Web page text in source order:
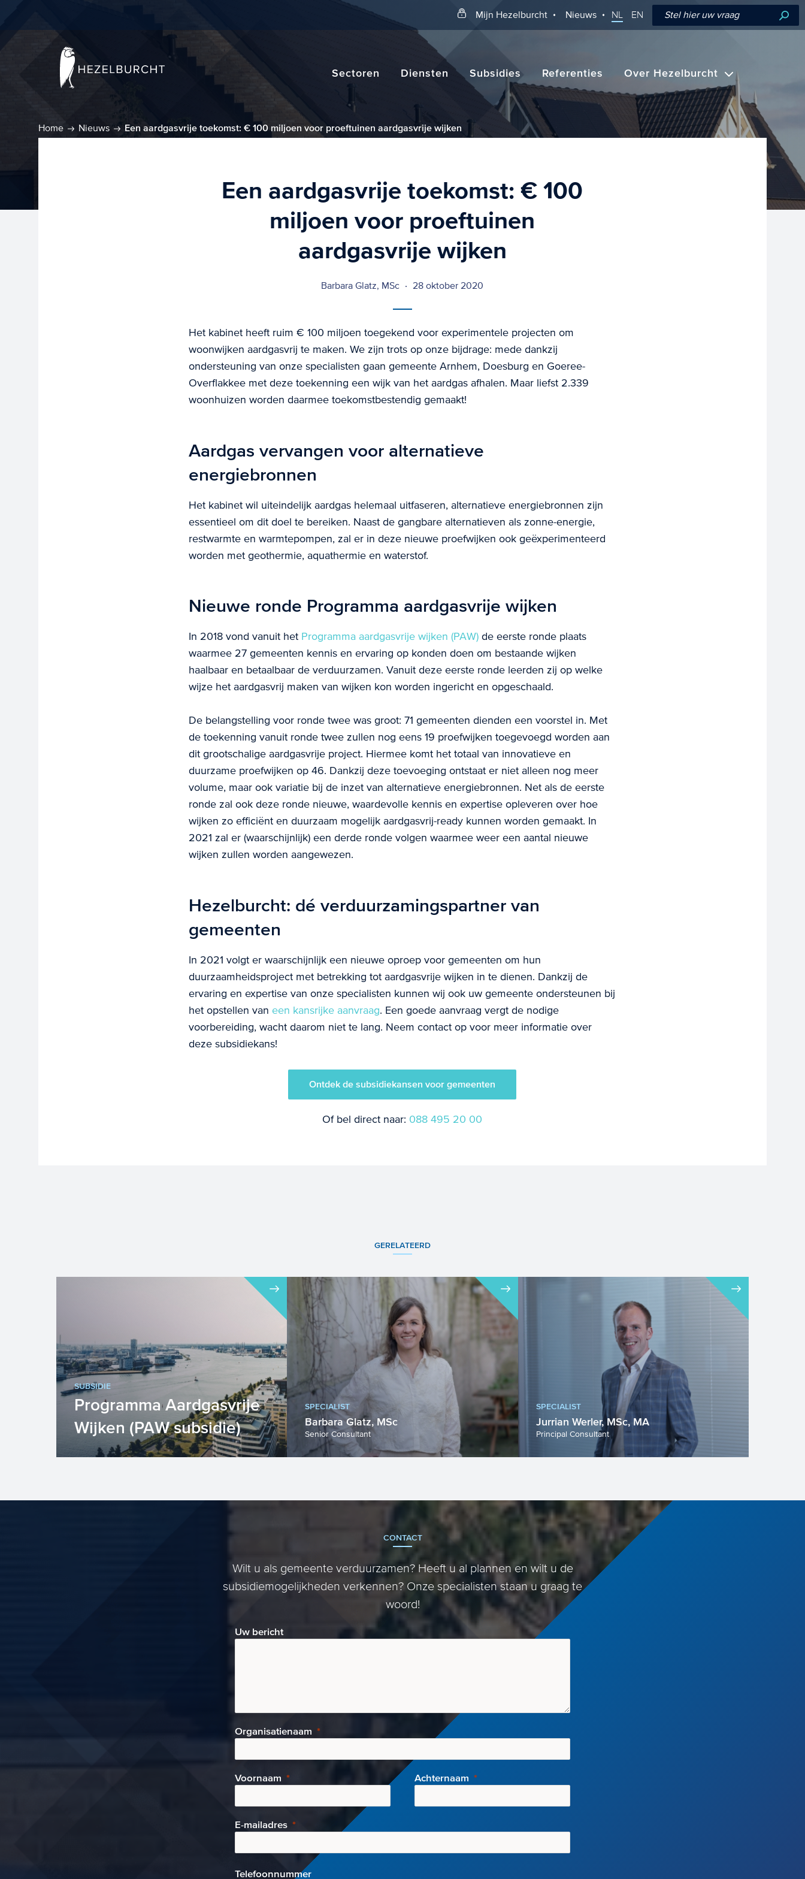
Mijn Hezelburcht Nieuws NL EN
Zoeken
Sectoren Diensten Subsidies Referenties Over Hezelburcht
Home Nieuws Een aardgasvrije toekomst: € 100 miljoen voor proeftuinen aardgasvrije wijken
Een aardgasvrije toekomst: € 100
miljoen voor proeftuinen
aardgasvrije wijken
Barbara Glatz, MSc 28 oktober 2020
Het kabinet heeft ruim € 100 miljoen toegekend voor experimentele projecten om
woonwijken aardgasvrij te maken. We zijn trots op onze bijdrage: mede dankzij
ondersteuning van onze specialisten gaan gemeente Arnhem, Doesburg en Goeree-
Overflakkee met deze toekenning een wijk van het aardgas afhalen. Maar liefst 2.339
woonhuizen worden daarmee toekomstbestendig gemaakt!
Aardgas vervangen voor alternatieve
energiebronnen
Het kabinet wil uiteindelijk aardgas helemaal uitfaseren, alternatieve energiebronnen zijn
essentieel om dit doel te bereiken. Naast de gangbare alternatieven als zonne-energie,
restwarmte en warmtepompen, zal er in deze nieuwe proefwijken ook geëxperimenteerd
worden met geothermie, aquathermie en waterstof.
Nieuwe ronde Programma aardgasvrije wijken
In 2018 vond vanuit het Programma aardgasvrije wijken (PAW)de eerste ronde plaats
waarmee 27 gemeenten kennis en ervaring op konden doen om bestaande wijken
haalbaar en betaalbaar de verduurzamen. Vanuit deze eerste ronde leerden zij op welke
wijze het aardgasvrij maken van wijken kon worden ingericht en opgeschaald.
De belangstelling voor ronde twee was groot: 71 gemeenten dienden een voorstel in. Met
de toekenning vanuit ronde twee zullen nog eens 19 proefwijken toegevoegd worden aan
dit grootschalige aardgasvrije project. Hiermee komt het totaal van innovatieve en
duurzame proefwijken op 46. Dankzij deze toevoeging ontstaat er niet alleen nog meer
volume, maar ook variatie bij de inzet van alternatieve energiebronnen. Net als de eerste
ronde zal ook deze ronde nieuwe, waardevolle kennis en expertise opleveren over hoe
wijken zo efficiënt en duurzaam mogelijk aardgasvrij-ready kunnen worden gemaakt. In
2021 zal er (waarschijnlijk) een derde ronde volgen waarmee weer een aantal nieuwe
wijken zullen worden aangewezen.
Hezelburcht: dé verduurzamingspartner van
gemeenten
In 2021 volgt er waarschijnlijk een nieuwe oproep voor gemeenten om hun
duurzaamheidsproject met betrekking tot aardgasvrije wijken in te dienen. Dankzij de
ervaring en expertise van onze specialisten kunnen wij ook uw gemeente ondersteunen bij
het opstellen van een kansrijke aanvraag. Een goede aanvraag vergt de nodige
voorbereiding, wacht daarom niet te lang. Neem contact op voor meer informatie over
deze subsidiekans!
Ontdek de subsidiekansen voor gemeenten
Of bel direct naar: 088 495 20 00
GERELATEERD
SUBSIDIE
Programma Aardgasvrije
Wijken (PAW subsidie)
Wijken (PAW subsidie) krijgen
SPECIALIST
Barbara Glatz, MSc
Senior Consultant
SPECIALIST
Jurrian Werler, MSc, MA
Principal Consultant
CONTACT
Wilt u als gemeente verduurzamen? Heeft u al plannen en wilt u de
subsidiemogelijkheden verkennen? Onze specialisten staan u graag te
woord!
Uw bericht
Organisatienaam
Voornaam Achternaam
E-mailadres
Telefoonnummer